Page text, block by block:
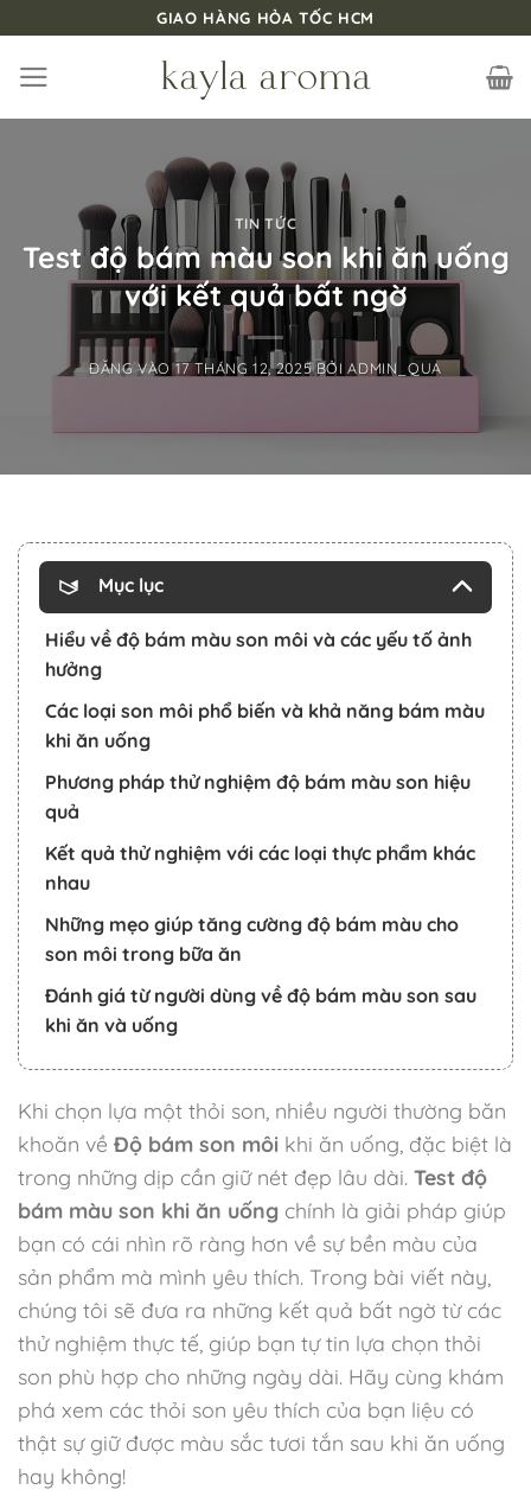
nội
dung
GIAO HÀNG HỎA TỐC HCM
TIN TỨC
Test độ bám màu son khi ăn uống
với kết quả bất ngờ
ĐĂNG VÀO17 THÁNG 12, 2025 BỞIADMIN_QUA
Mục lục
Hiểu về độ bám màu son môi và các yếu tố ảnh
hưởng
Các loại son môi phổ biến và khả năng bám màu
khi ăn uống
Phương pháp thử nghiệm độ bám màu son hiệu
quả
Kết quả thử nghiệm với các loại thực phẩm khác
nhau
Những mẹo giúp tăng cường độ bám màu cho
son môi trong bữa ăn
Đánh giá từ người dùng về độ bám màu son sau
khi ăn và uống
Khi chọn lựa một thỏi son, nhiều người thường băn
khoăn về Độ bám son môi khi ăn uống, đặc biệt là
trong những dịp cần giữ nét đẹp lâu dài. Test độ
bám màu son khi ăn uống chính là giải pháp giúp
bạn có cái nhìn rõ ràng hơn về sự bền màu của
sản phẩm mà mình yêu thích. Trong bài viết này,
chúng tôi sẽ đưa ra những kết quả bất ngờ từ các
thử nghiệm thực tế, giúp bạn tự tin lựa chọn thỏi
son phù hợp cho những ngày dài. Hãy cùng khám
phá xem các thỏi son yêu thích của bạn liệu có
thật sự giữ được màu sắc tươi tắn sau khi ăn uống
hay không!